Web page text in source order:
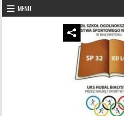
Skip to content
MENU